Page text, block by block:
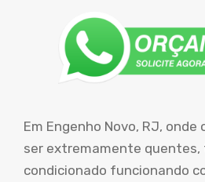
Em Engenho Novo, RJ, onde
ser extremamente quentes,
condicionado funcionando